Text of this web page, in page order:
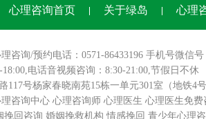
心理咨询首页 关于绿岛 心理
咨询/预约电话：0571-86433196 手机号微信号
电话音视频咨询：8:30-21:00,节假日不休
117号杨家春晓南苑15栋一单元301室（地铁4
咨询中心 心理咨询师 心理医生 心理医生免费
挽回咨询 婚姻挽救机构 情感挽回 青少年心理